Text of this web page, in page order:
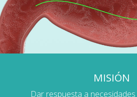
MISIÓN
Dar respuesta a